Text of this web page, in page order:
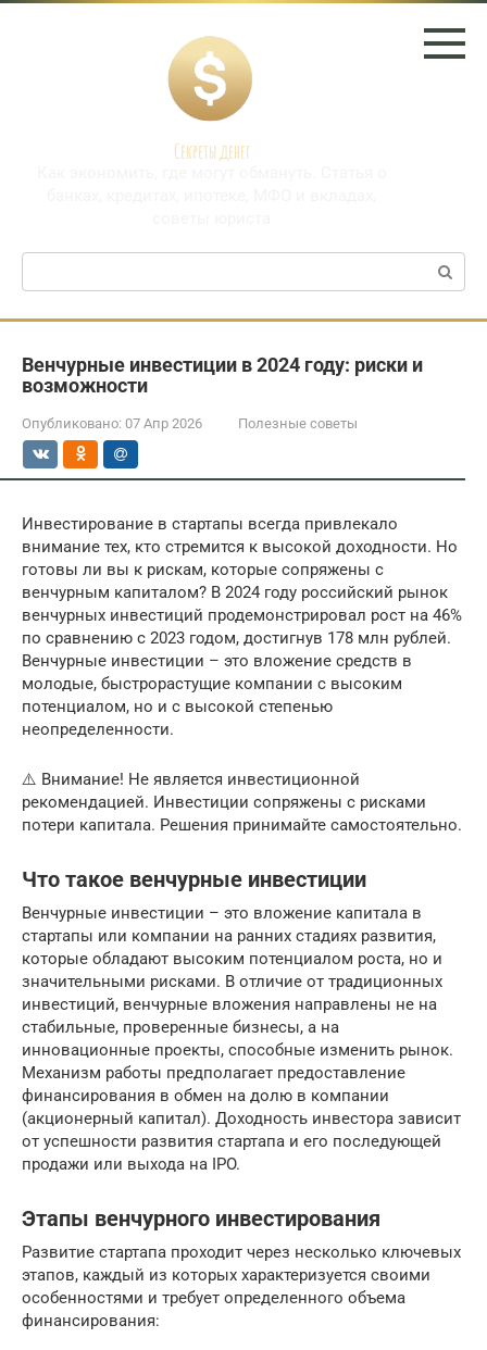
Перейти
Секреты денег
Поиск:
Венчурные инвестиции в 2024 году: риски и
возможности
Опубликовано: 07 Апр 2026 Полезные советы
Инвестирование в стартапы всегда привлекало
внимание тех, кто стремится к высокой доходности. Но
готовы ли вы к рискам, которые сопряжены с
венчурным капиталом? В 2024 году российский рынок
венчурных инвестиций продемонстрировал рост на 46%
по сравнению с 2023 годом, достигнув 178 млн рублей.
Венчурные инвестиции – это вложение средств в
молодые, быстрорастущие компании с высоким
потенциалом, но и с высокой степенью
неопределенности.
⚠️ Внимание! Не является инвестиционной
рекомендацией. Инвестиции сопряжены с рисками
потери капитала. Решения принимайте самостоятельно.
Что такое венчурные инвестиции
Венчурные инвестиции – это вложение капитала в
стартапы или компании на ранних стадиях развития,
которые обладают высоким потенциалом роста, но и
значительными рисками. В отличие от традиционных
инвестиций, венчурные вложения направлены не на
стабильные, проверенные бизнесы, а на
инновационные проекты, способные изменить рынок.
Механизм работы предполагает предоставление
финансирования в обмен на долю в компании
(акционерный капитал). Доходность инвестора зависит
от успешности развития стартапа и его последующей
продажи или выхода на IPO.
Этапы венчурного инвестирования
Развитие стартапа проходит через несколько ключевых
этапов, каждый из которых характеризуется своими
особенностями и требует определенного объема
финансирования: